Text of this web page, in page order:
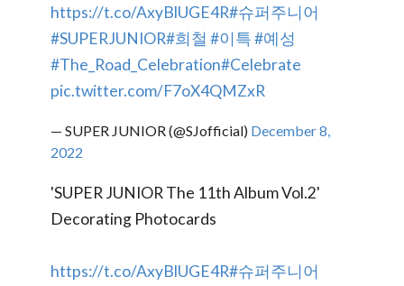
https://t.co/AxyBlUGE4R#슈퍼주니어
#SUPERJUNIOR#희철 #이특#예성
#The_Road_Celebration#Celebrate
pic.twitter.com/F7oX4QMZxR
— SUPER JUNIOR (@SJofficial) December 8,
2022
'SUPER JUNIOR The 11th Album Vol.2'
Decorating Photocards
https://t.co/AxyBlUGE4R#슈퍼주니어